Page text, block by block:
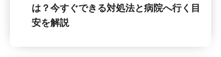
は？今すぐできる対処法と病院へ行く目
安を解説